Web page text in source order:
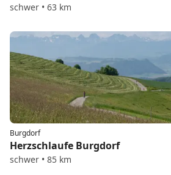
schwer • 63 km
Burgdorf
Herzschlaufe Burgdorf
schwer • 85 km